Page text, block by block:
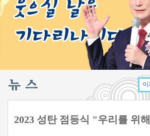
2023 성탄 점등식 "우리를 위